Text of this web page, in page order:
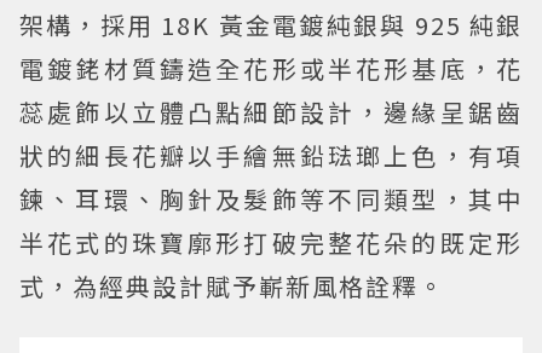
架構，採用 18K 黃金電鍍純銀與 925 純銀
電鍍銠材質鑄造全花形或半花形基底，花
蕊處飾以立體凸點細節設計，邊緣呈鋸齒
狀的細長花瓣以手繪無鉛琺瑯上色，有項
鍊、耳環、胸針及髮飾等不同類型，其中
半花式的珠寶廓形打破完整花朵的既定形
式，為經典設計賦予嶄新風格詮釋。